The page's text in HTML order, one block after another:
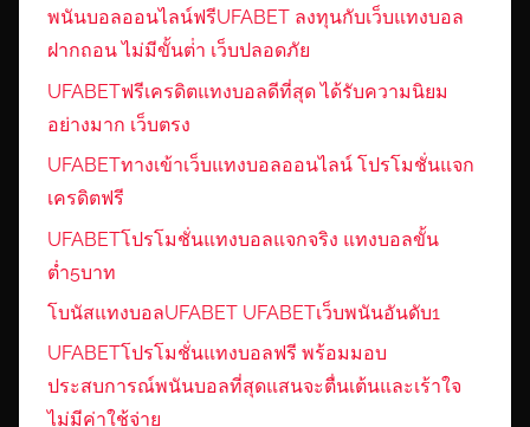
พนันบอลออนไลน์ฟรีUFABET ลงทุนกับเว็บแทงบอล
ฝากถอน ไม่มีขั้นต่ํา เว็บปลอดภัย
UFABETฟรีเครดิตแทงบอลดีที่สุด ได้รับความนิยม
อย่างมาก เว็บตรง
UFABETทางเข้าเว็บแทงบอลออนไลน์ โปรโมชั่นแจก
เครดิตฟรี
UFABETโปรโมชั่นแทงบอลแจกจริง แทงบอลขั้น
ต่ำ5บาท
โบนัสแทงบอลUFABET UFABETเว็บพนันอันดับ1
UFABETโปรโมชั่นแทงบอลฟรี พร้อมมอบ
ประสบการณ์พนันบอลที่สุดแสนจะตื่นเต้นและเร้าใจ
ไม่มีค่าใช้จ่าย